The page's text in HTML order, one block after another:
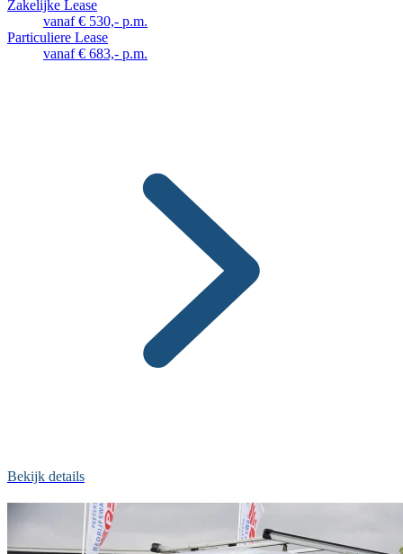
Zakelijke Lease
vanaf € 530,- p.m.
Particuliere Lease
vanaf € 683,- p.m.
Bekijk details